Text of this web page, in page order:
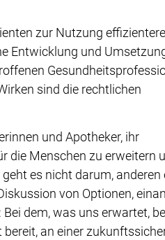
zur Nutzung
Entwicklung und
sind die rechtlichen
und Apotheker, ihr
die Menschen zu erweitern
es nicht darum, anderen
von Optionen,
dem, was uns erwartet,
an einer